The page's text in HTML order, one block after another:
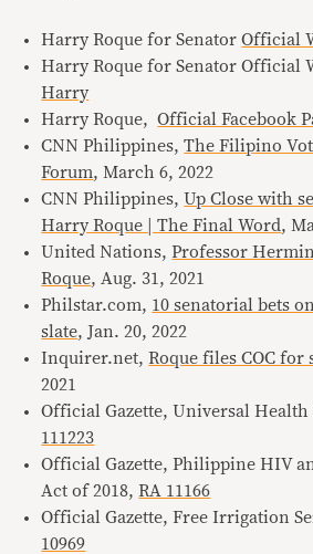
Harry Roque for SenatorOfficial
Harry Roque for Senator Official
Harry
Harry Roque,Official Facebook
CNN Philippines,The Filipino
Forum, March 6, 2022
CNN Philippines,Up Close with
Harry Roque | The Final Word,
United Nations,Professor
Roque, Aug. 31, 2021
Philstar.com, 10 senatorial bets
slate, Jan. 20, 2022
Inquirer.net,Roque files COC for
2021
Official Gazette, Universal
111223
Official Gazette, Philippine HIV
Act of 2018,RA 11166
Official Gazette, Free Irrigation
10969